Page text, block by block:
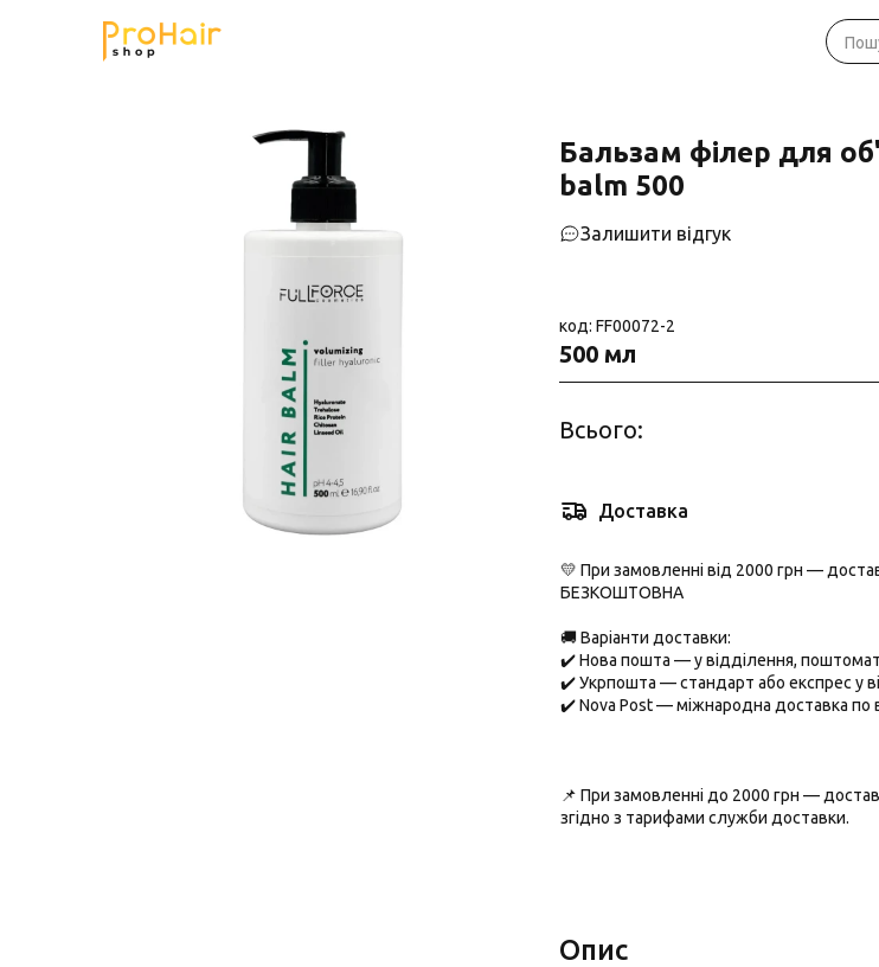
Бальзам філер для
balm 500
Залишити відгук
код: FF00072-2
500 мл
Всього:
Доставка
💛 При замовленні від 2000 грн —
БЕЗКОШТОВНА
🚚 Варіанти доставки:
✔️Нова пошта — у відділення,
✔️Укрпошта — стандарт або експрес у
✔️Nova Post— міжнародна доставка по
📌 При замовленні до 2000 грн —
згідно з тарифами служби доставки.
Опис